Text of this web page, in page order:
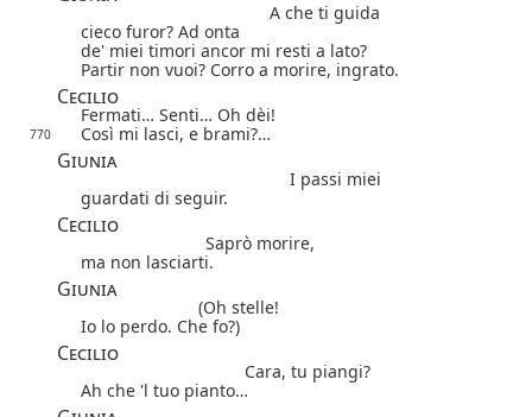
A che ti guida
cieco furor? Ad onta
de' miei timori ancor mi resti a lato?
Partir non vuoi? Corro a morire, ingrato.
Cecilio
Fermati… Senti… Oh dèi!
770 Così mi lasci, e brami?…
Giunia
I passi miei
guardati di seguir.
Cecilio
Saprò morire,
ma non lasciarti.
Giunia
(Oh stelle!
Io lo perdo. Che fo?)
Cecilio
Cara, tu piangi?
Ah che 'l tuo pianto…